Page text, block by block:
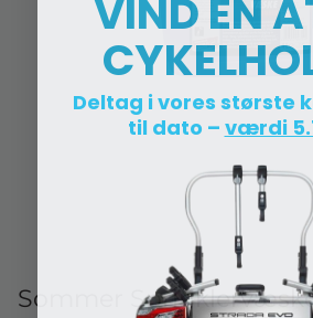
Sommer Sprinklervæske
Deltag i vores største
til dato – værdi